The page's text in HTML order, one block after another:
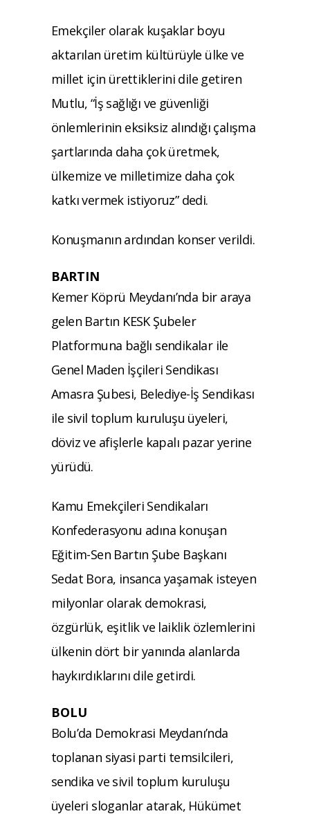
Emekçiler olarak kuşaklar boyu
aktarılan üretim kültürüyle ülke ve
millet için ürettiklerini dile getiren
Mutlu, “İş sağlığı ve güvenliği
önlemlerinin eksiksiz alındığı çalışma
şartlarında daha çok üretmek,
ülkemize ve milletimize daha çok
katkı vermek istiyoruz” dedi.
Konuşmanın ardından konser verildi.
BARTIN
Kemer Köprü Meydanı’nda bir araya
gelen Bartın KESK Şubeler
Platformuna bağlı sendikalar ile
Genel Maden İşçileri Sendikası
Amasra Şubesi, Belediye-İş Sendikası
ile sivil toplum kuruluşu üyeleri,
döviz ve afişlerle kapalı pazar yerine
yürüdü.
Kamu Emekçileri Sendikaları
Konfederasyonu adına konuşan
Eğitim-Sen Bartın Şube Başkanı
Sedat Bora, insanca yaşamak isteyen
milyonlar olarak demokrasi,
özgürlük, eşitlik ve laiklik özlemlerini
ülkenin dört bir yanında alanlarda
haykırdıklarını dile getirdi.
BOLU
Bolu’da Demokrasi Meydanı’nda
toplanan siyasi parti temsilcileri,
sendika ve sivil toplum kuruluşu
üyeleri sloganlar atarak, Hükümet